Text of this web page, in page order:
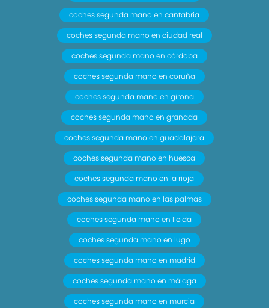
coches segunda mano en cantabria
coches segunda mano en ciudad real
coches segunda mano en córdoba
coches segunda mano en coruña
coches segunda mano en girona
coches segunda mano en granada
coches segunda mano en guadalajara
coches segunda mano en huesca
coches segunda mano en la rioja
coches segunda mano en las palmas
coches segunda mano en lleida
coches segunda mano en lugo
coches segunda mano en madrid
coches segunda mano en málaga
coches segunda mano en murcia